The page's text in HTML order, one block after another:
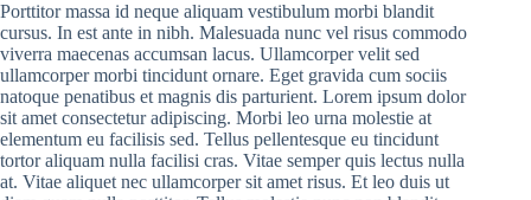
Porttitor massa id neque aliquam vestibulum morbi blandit
cursus. In est ante in nibh. Malesuada nunc vel risus commodo
viverra maecenas accumsan lacus. Ullamcorper velit sed
ullamcorper morbi tincidunt ornare. Eget gravida cum sociis
natoque penatibus et magnis dis parturient. Lorem ipsum dolor
sit amet consectetur adipiscing. Morbi leo urna molestie at
elementum eu facilisis sed. Tellus pellentesque eu tincidunt
tortor aliquam nulla facilisi cras. Vitae semper quis lectus nulla
at. Vitae aliquet nec ullamcorper sit amet risus. Et leo duis ut